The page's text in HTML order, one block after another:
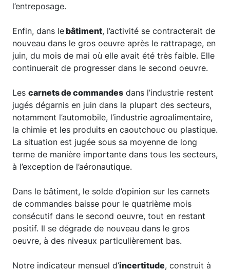
l’entreposage.
Enfin, dans lebâtiment, l’activité se contracterait de
nouveau dans le gros oeuvre après le rattrapage, en
juin, du mois de mai où elle avait été très faible. Elle
continuerait de progresser dans le second oeuvre.
Les carnets de commandes dans l’industrie restent
jugés dégarnis en juin dans la plupart des secteurs,
notamment l’automobile, l’industrie agroalimentaire,
la chimie et les produits en caoutchouc ou plastique.
La situation est jugée sous sa moyenne de long
terme de manière importante dans tous les secteurs,
à l’exception de l’aéronautique.
Dans le bâtiment, le solde d’opinion sur les carnets
de commandes baisse pour le quatrième mois
consécutif dans le second oeuvre, tout en restant
positif. Il se dégrade de nouveau dans le gros
oeuvre, à des niveaux particulièrement bas.
Notre indicateur mensuel d’incertitude, construit à